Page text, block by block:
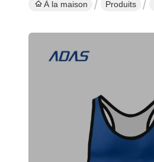
À la maison Produits